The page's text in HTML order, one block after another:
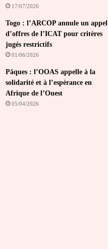
17/07/2026
Togo : l’ARCOP annule un appel
d’offres de l’ICAT pour critères
jugés restrictifs
01/06/2026
Pâques : l’OOAS appelle à la
solidarité et à l’espérance en
Afrique de l’Ouest
05/04/2026